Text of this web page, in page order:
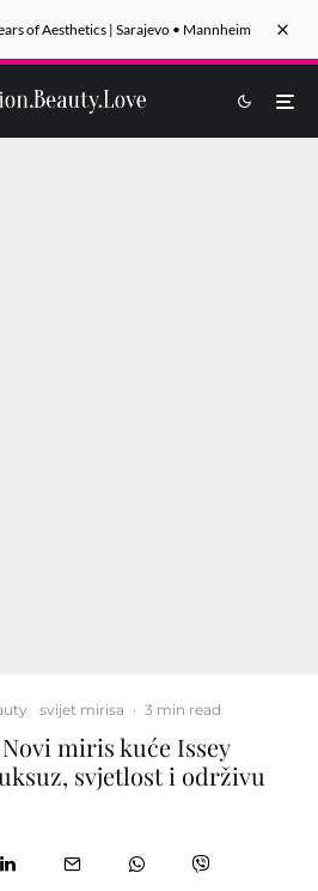
of Aesthetics | Sarajevo • Mannheim
svijet mirisa · 3 min read
miris kuće Issey
svjetlost i održivu